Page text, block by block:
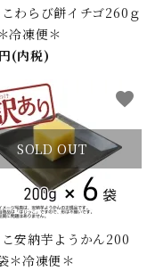
わらび餅イチゴ260ｇ
冷凍便＊
(内税)
SOLD OUT
安納芋ようかん200
＊冷凍便＊
favorite